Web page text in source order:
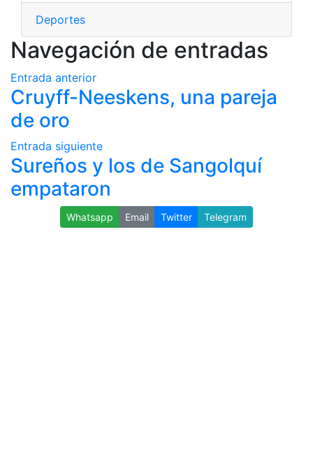
Deportes
Navegación de entradas
Entrada anterior
Cruyff-Neeskens, una pareja
de oro
Entrada siguiente
Sureños y los de Sangolquí
empataron
Whatsapp Email Twitter Telegram